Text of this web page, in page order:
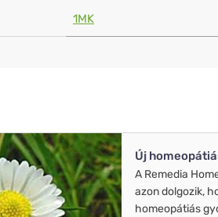
1MK
Új
A Remedia
azon dolgozik,
homeopátiás